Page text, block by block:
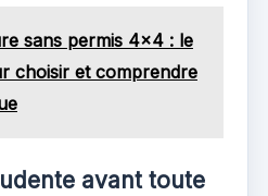
sans permis 4x4 : le
choisir et comprendre
avant toute